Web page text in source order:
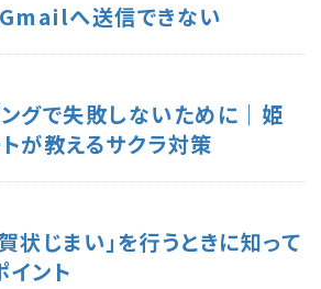
へ送信できない
グで失敗しないために｜姫
が教えるサクラ対策
状じまい」を行うときに知って
ント